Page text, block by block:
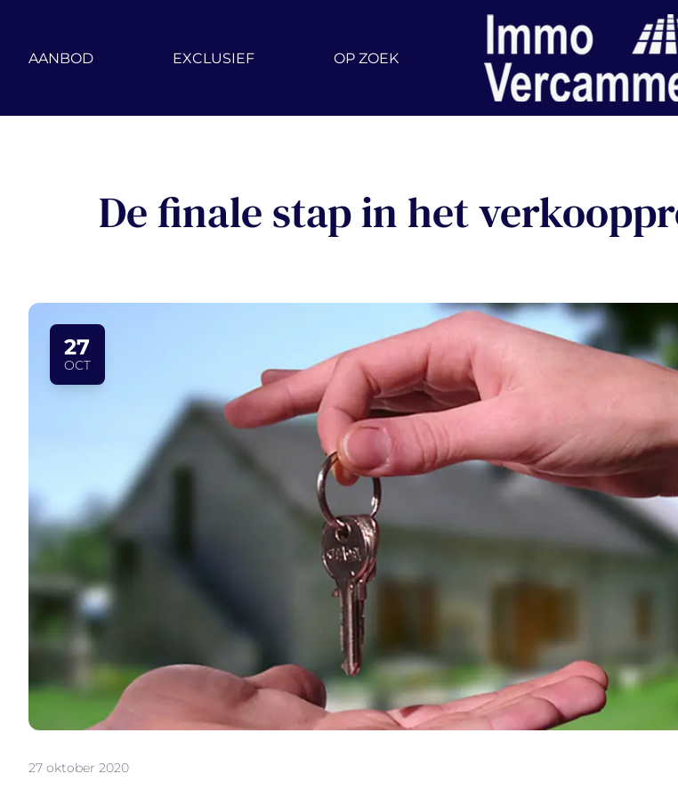
AANBOD EXCLUSIEF OP ZOEK
De finale stap in het
27
OCT
27 oktober 2020